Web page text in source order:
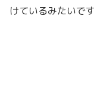
けているみたいです